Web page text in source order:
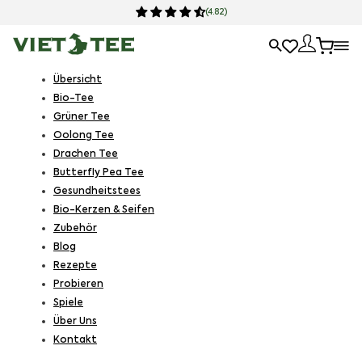
(4.82)
Übersicht
Bio-Tee
Grüner Tee
Oolong Tee
Drachen Tee
Butterfly Pea Tee
Gesundheitstees
Bio-Kerzen & Seifen
Zubehör
Blog
Rezepte
Probieren
Spiele
Über Uns
Kontakt